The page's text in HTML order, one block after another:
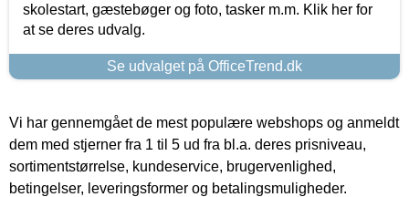
skolestart, gæstebøger og foto, tasker m.m. Klik her for
at se deres udvalg.
Se udvalget på OfficeTrend.dk
Vi har gennemgået de mest populære webshops og anmeldt
dem med stjerner fra 1 til 5 ud fra bl.a. deres prisniveau,
sortimentstørrelse, kundeservice, brugervenlighed,
betingelser, leveringsformer og betalingsmuligheder.